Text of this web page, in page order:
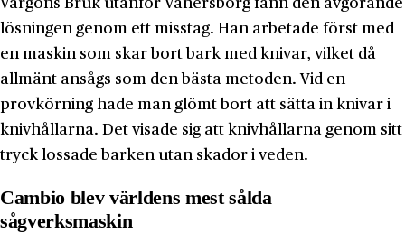
Vargöns Bruk utanför Vänersborg fann den avgörande
lösningen genom ett misstag. Han arbetade först med
en maskin som skar bort bark med knivar, vilket då
allmänt ansågs som den bästa metoden. Vid en
provkörning hade man glömt bort att sätta in knivar i
knivhållarna. Det visade sig att knivhållarna genom sitt
tryck lossade barken utan skador i veden.
Cambio blev världens mest sålda
sågverksmaskin